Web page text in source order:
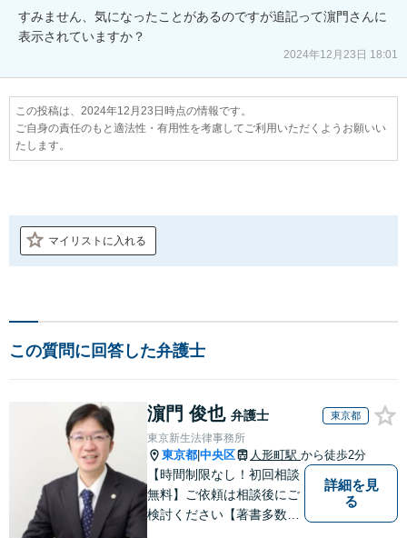
すみません、気になったことがあるのですが追記って濵門さんに
表示されていますか？
2024年12月23日 18:01
この投稿は、2024年12月23日時点の情報です。
ご自身の責任のもと適法性・有用性を考慮してご利用いただくようお願いい
たします。
マイリストに入れる
この質問に回答した弁護士
濵門 俊也 弁護士 東京都
東京新生法律事務所
東京都 中央区 人形町駅 から徒歩2分
【時間制限なし！初回相談
無料】ご依頼は相談後にご
検討ください【著書多数】
詳細を見
る